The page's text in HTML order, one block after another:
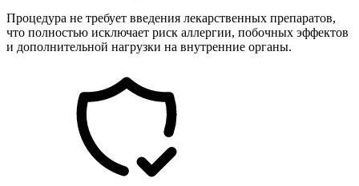
Процедура не требует введения лекарственных препаратов,
что полностью исключает риск аллергии, побочных эффектов
и дополнительной нагрузки на внутренние органы.